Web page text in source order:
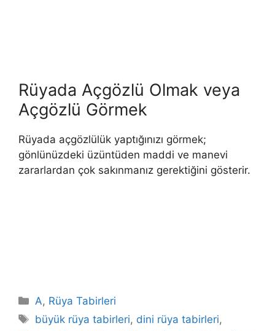
Rüyada Açgözlü Olmak veya
Açgözlü Görmek
Rüyada açgözlülük yaptığınızı görmek;
gönlünüzdeki üzüntüden maddi ve manevi
zararlardan çok sakınmanız gerektiğini gösterir.
Kategoriler
A, Rüya Tabirleri
Etiketler
büyük rüya tabirleri, dini rüya tabirleri,